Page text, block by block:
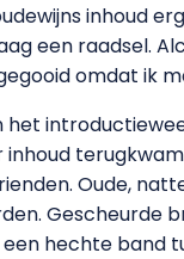
inhoud
een raadsel.
omdat ik
Oude,
Gescheurde
hechte band